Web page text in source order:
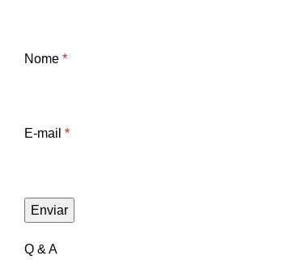
Nome *
E-mail *
Q & A